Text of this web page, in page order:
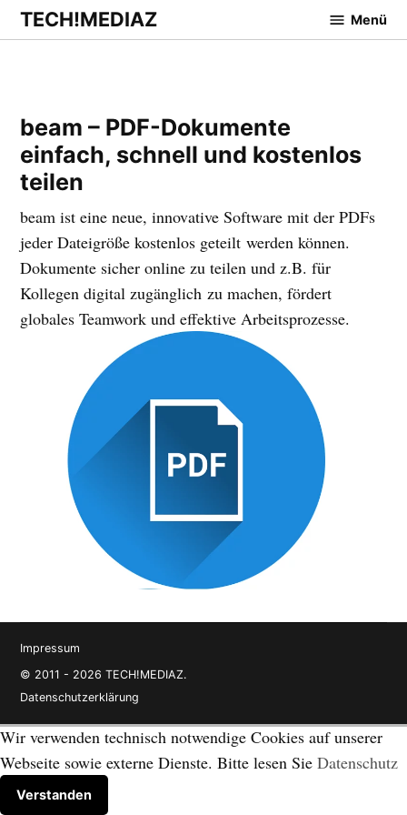
Zum
Inhalt
TECH!MEDIAZ Menü
beam – PDF-Dokumente
einfach, schnell und kostenlos
teilen
beam ist eine neue, innovative Software mit der PDFs
jeder Dateigröße kostenlos geteilt werden können.
Dokumente sicher online zu teilen und z.B. für
Kollegen digital zugänglich zu machen, fördert
globales Teamwork und effektive Arbeitsprozesse.
Impressum
© 2011 - 2026 TECH!MEDIAZ.
Datenschutzerklärung
Wir verwenden technisch notwendige Cookies auf unserer
Webseite sowie externe Dienste. Bitte lesen Sie Datenschutz
Verstanden